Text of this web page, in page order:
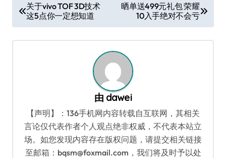
章
导
关于vivo TOF 3D技术
这5点你一定想知道
晒单送499元礼包 荣耀
10入手绝对不会亏
由 dawei
【声明】：136手机网内容转载自互联网，其相关
言论仅代表作者个人观点绝非权威，不代表本站立
场。如您发现内容存在版权问题，请提交相关链接
至邮箱：bqsm@foxmail.com，我们将及时予以处